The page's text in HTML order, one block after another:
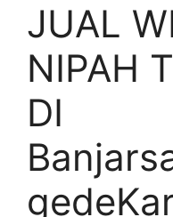
JUAL
NIPAH
DI